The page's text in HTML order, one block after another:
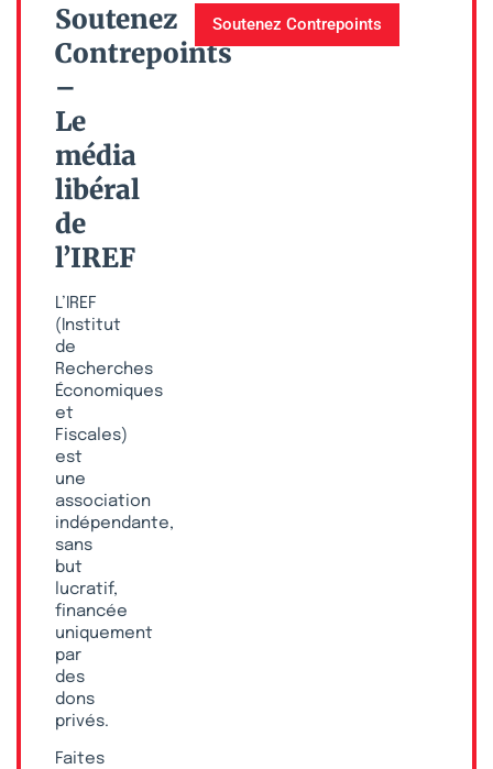
Soutenez
Contrepoints
–
Le
média
libéral
de
l’IREF
L’IREF
(Institut
de
Recherches
Économiques
et
Fiscales)
est
une
association
indépendante,
sans
but
lucratif,
financée
uniquement
par
des
dons
privés.
Faites
Soutenez Contrepoints